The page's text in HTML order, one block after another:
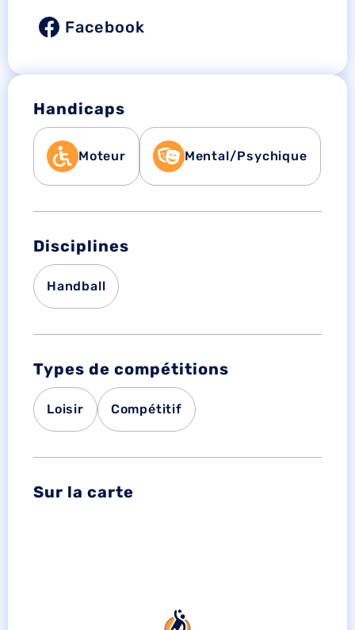
Facebook
Handicaps
Moteur Mental/Psychique
Disciplines
Handball
Types de compétitions
Loisir Compétitif
Sur la carte